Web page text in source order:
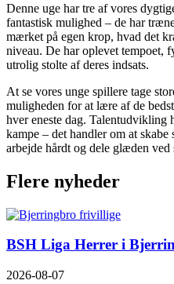
Denne uge har tre af vores
fantastisk mulighed – de har
mærket på egen krop, hvad det
niveau. De har oplevet tempoet,
utrolig stolte af deres indsats.
At se vores unge spillere tage
muligheden for at lære af de
hver eneste dag. Talentudvikling
kampe – det handler om at
arbejde hårdt og dele glæden ved
Flere nyheder
BSH Liga Herrer i
2026-08-07